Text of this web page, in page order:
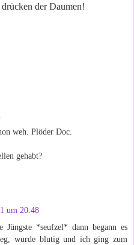
der Daumen!
weh. Plöder Doc.
gehabt?
um 20:48
Jüngste *seufzel* dann begann es
wurde blutig und ich ging zum